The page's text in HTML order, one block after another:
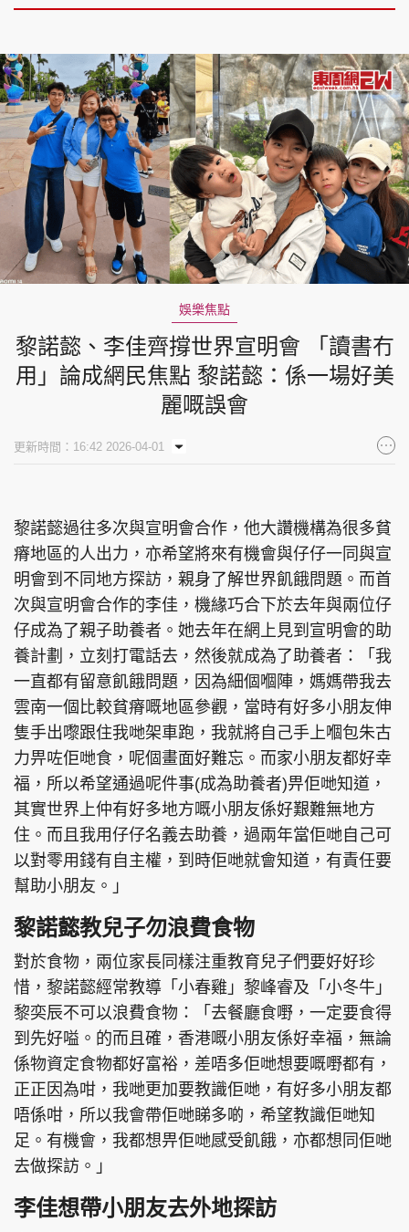
娛樂焦點
黎諾懿、李佳齊撐世界宣明會 「讀書冇
用」論成網民焦點 黎諾懿：係一場好美
麗嘅誤會
更新時間：16:42 2026-04-01
黎諾懿過往多次與宣明會合作，他大讚機構為很多貧
瘠地區的人出力，亦希望將來有機會與仔仔一同與宣
明會到不同地方探訪，親身了解世界飢餓問題。而首
次與宣明會合作的李佳，機緣巧合下於去年與兩位仔
仔成為了親子助養者。她去年在網上見到宣明會的助
養計劃，立刻打電話去，然後就成為了助養者：「我
一直都有留意飢餓問題，因為細個嗰陣，媽媽帶我去
雲南一個比較貧瘠嘅地區參觀，當時有好多小朋友伸
隻手出嚟跟住我哋架車跑，我就將自己手上嗰包朱古
力畀咗佢哋食，呢個畫面好難忘。而家小朋友都好幸
福，所以希望通過呢件事(成為助養者)畀佢哋知道，
其實世界上仲有好多地方嘅小朋友係好艱難無地方
住。而且我用仔仔名義去助養，過兩年當佢哋自己可
以對零用錢有自主權，到時佢哋就會知道，有責任要
幫助小朋友。」
黎諾懿教兒子勿浪費食物
對於食物，兩位家長同樣注重教育兒子們要好好珍
惜，黎諾懿經常教導「小春雞」黎峰睿及「小冬牛」
黎奕辰不可以浪費食物：「去餐廳食嘢，一定要食得
到先好嗌。的而且確，香港嘅小朋友係好幸福，無論
係物資定食物都好富裕，差唔多佢哋想要嘅嘢都有，
正正因為咁，我哋更加要教識佢哋，有好多小朋友都
唔係咁，所以我會帶佢哋睇多啲，希望教識佢哋知
足。有機會，我都想畀佢哋感受飢餓，亦都想同佢哋
去做探訪。」
李佳想帶小朋友去外地探訪